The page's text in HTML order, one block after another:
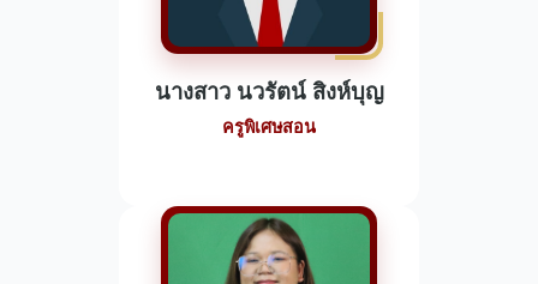
นางสาว นวรัตน์ สิงห์บุญ
ครูพิเศษสอน